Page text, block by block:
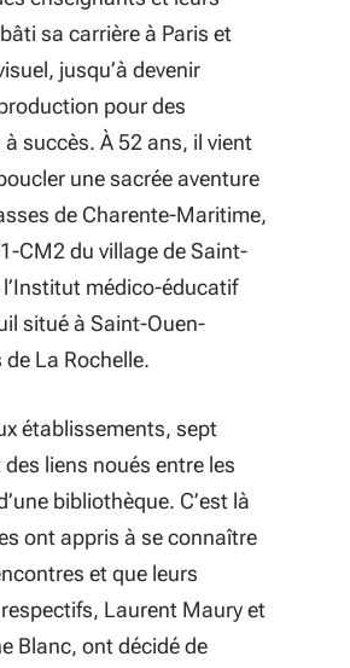
sa carrière à Paris et
jusqu’à devenir
pour des
succès. À 52 ans, il vient
une sacrée aventure
de Charente-Maritime,
CM2 du village de Saint-
médico-éducatif
situé à Saint-Ouen-
de La Rochelle.
établissements, sept
liens noués entre les
bibliothèque. C’est là
ont appris à se connaître
et que leurs
Laurent Maury et
Blanc, ont décidé de